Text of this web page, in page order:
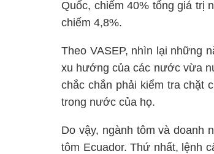
Quốc, chiếm 40% tổng giá trị
chiếm 4,8%.
Theo VASEP, nhìn lại những
xu hướng của các nước vừa
chắc chắn phải kiểm tra chặt
trong nước của họ.
Do vậy, ngành tôm và doanh
tôm Ecuador. Thứ nhất, lệnh